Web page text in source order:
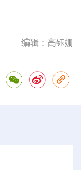
编辑：高钰姗